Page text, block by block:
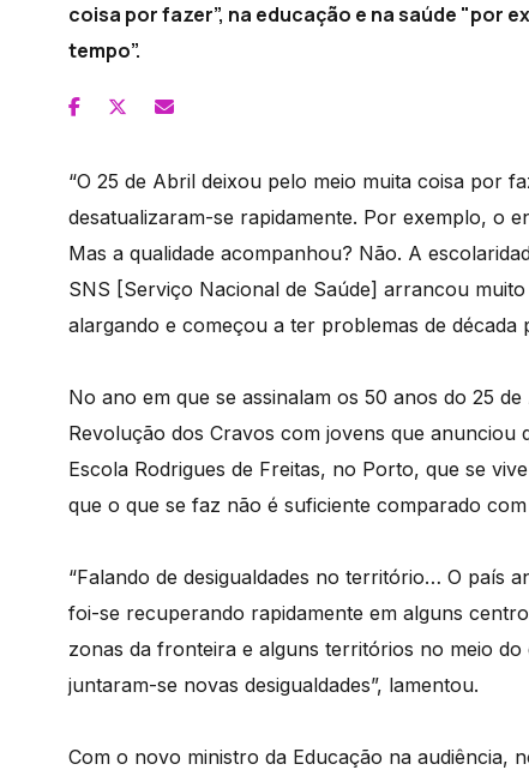
coisa por fazer”, na educação e na saúde "por
tempo”.
“O 25 de Abril deixou pelo meio muita coisa por
desatualizaram-se rapidamente. Por exemplo, o
Mas a qualidade acompanhou? Não. A
SNS [Serviço Nacional de Saúde] arrancou
alargando e começou a ter problemas de década
No ano em que se assinalam os 50 anos do 25
Revolução dos Cravos com jovens que anunciou
Escola Rodrigues de Freitas, no Porto, que se
que o que se faz não é suficiente comparado
“Falando de desigualdades no território… O país
foi-se recuperando rapidamente em alguns
zonas da fronteira e alguns territórios no meio do
juntaram-se novas desigualdades”, lamentou.
Com o novo ministro da Educação na audiência,